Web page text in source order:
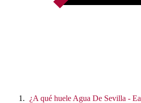
¿A qué huele Agua De Sevilla -